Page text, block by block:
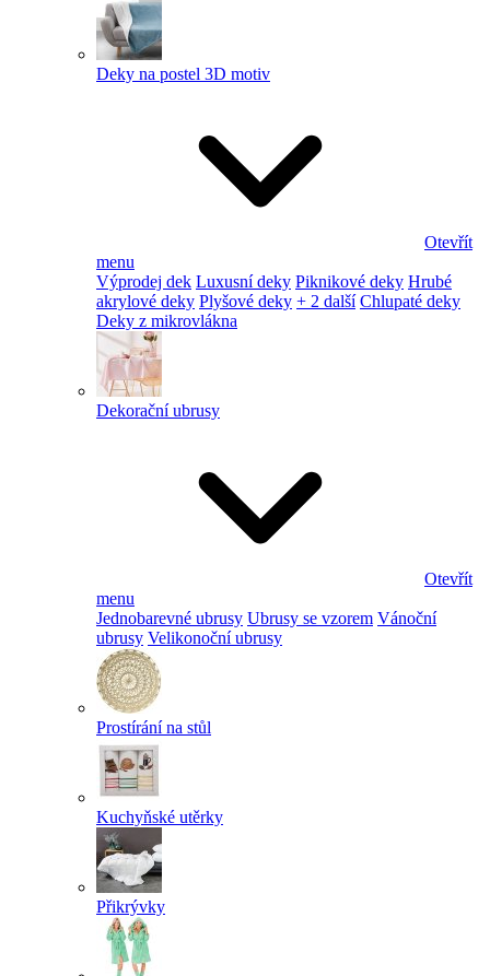
Deky na postel 3D motiv
Otevřít
menu
Výprodej dek Luxusní deky Piknikové deky Hrubé
akrylové deky Plyšové deky + 2 další Chlupaté deky
Deky z mikrovlákna
Dekorační ubrusy
Otevřít
menu
Jednobarevné ubrusy Ubrusy se vzorem Vánoční
ubrusy Velikonoční ubrusy
Prostírání na stůl
Kuchyňské utěrky
Přikrývky